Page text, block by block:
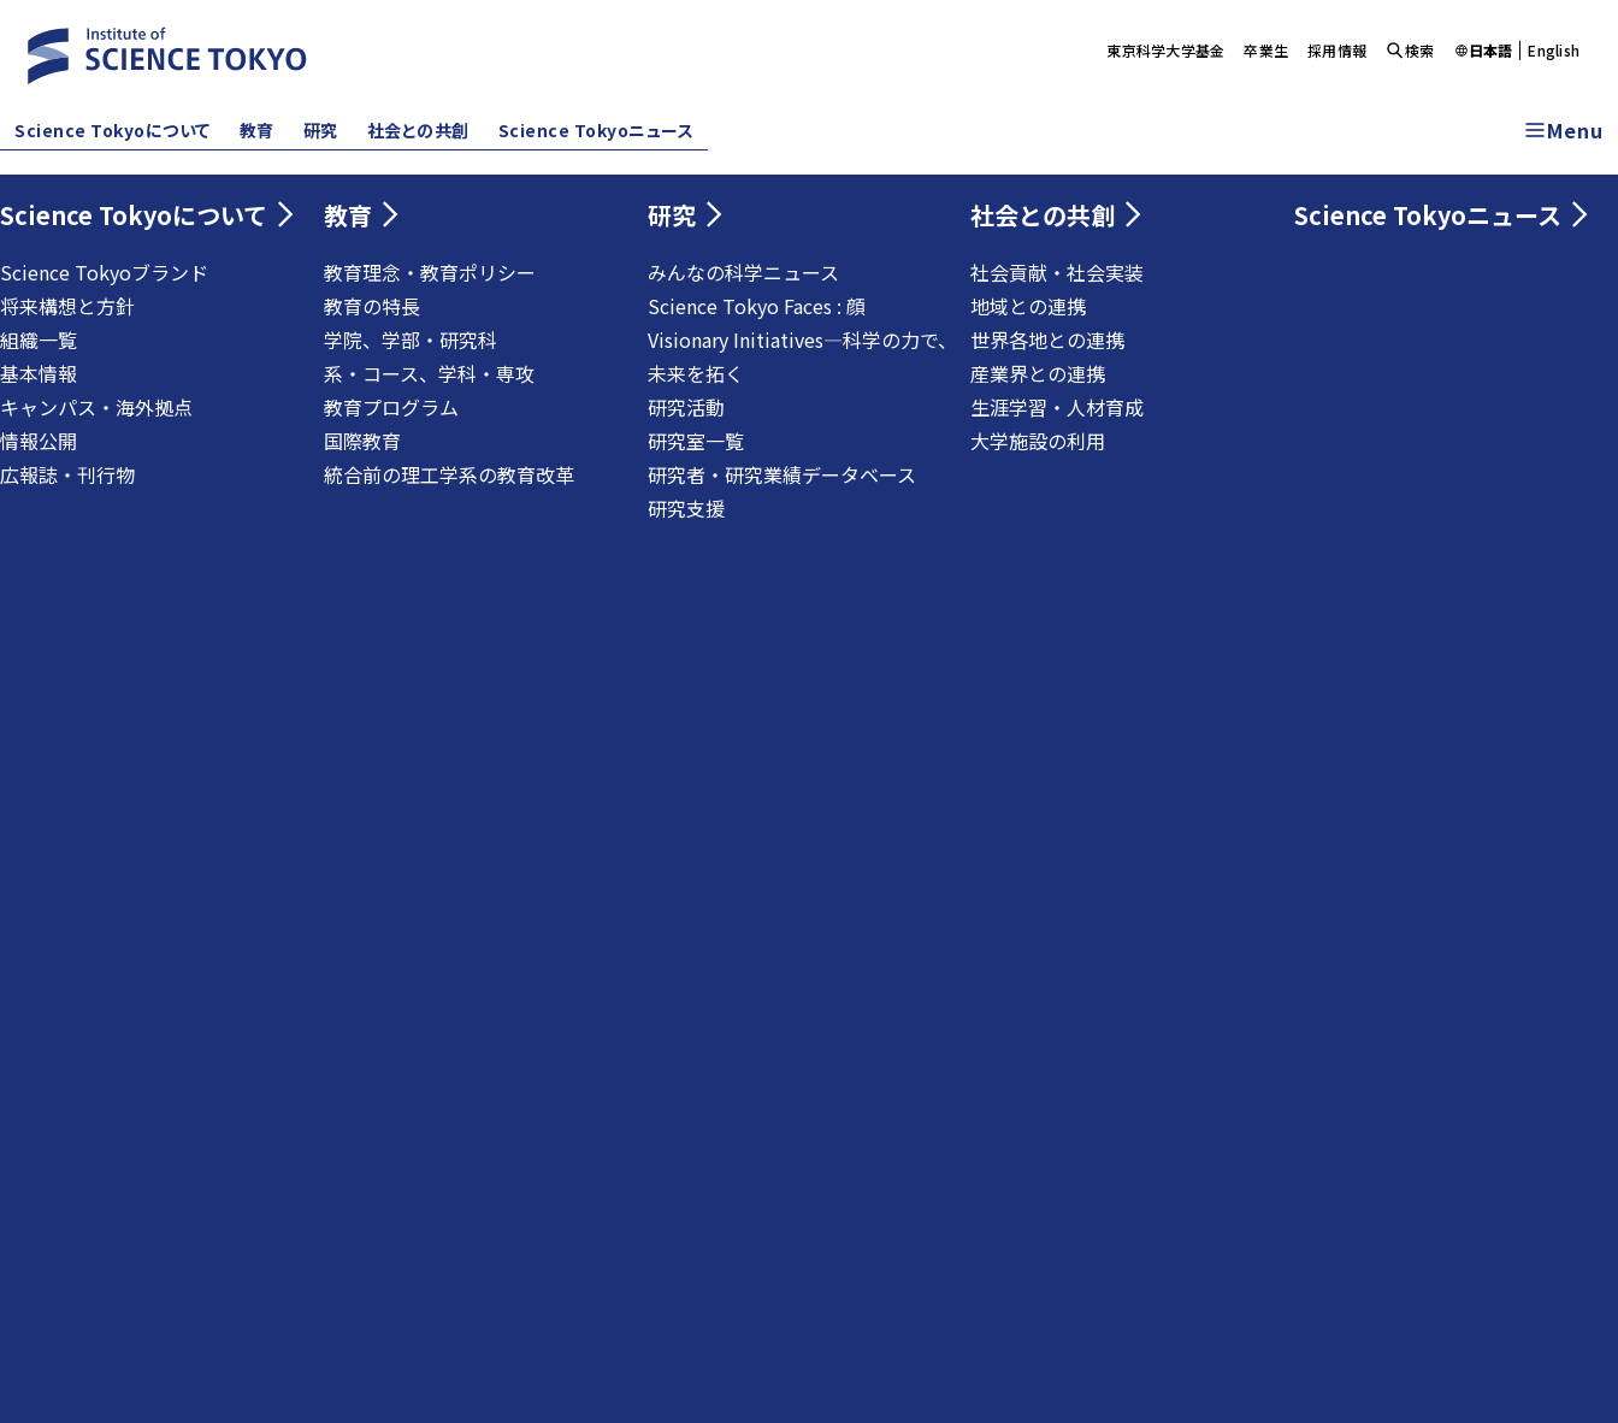
Science Tokyoについて 教育 研究 社会との共創 Science Tokyoニュース Menu
Science Tokyoについて
Science Tokyoブランド
将来構想と方針
組織一覧
基本情報
キャンパス・海外拠点
情報公開
広報誌・刊行物
教育
教育理念・教育ポリシー
教育の特長
学院、学部・研究科
系・コース、学科・専攻
教育プログラム
国際教育
統合前の理工学系の教育改革
研究
みんなの科学ニュース
Science Tokyo Faces : 顔
Visionary Initiatives―科学の力で、
未来を拓く
研究活動
研究室一覧
研究者・研究業績データベース
研究支援
社会との共創
社会貢献・社会実装
地域との連携
世界各地との連携
産業界との連携
生涯学習・人材育成
大学施設の利用
Science Tokyoニュース
東京科学大学基金 卒業生 採用情報 検索 日本語 English